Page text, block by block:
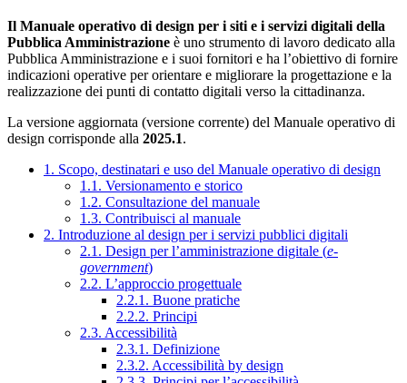
Il Manuale operativo di design per i siti e i servizi digitali della
Pubblica Amministrazione è uno strumento di lavoro dedicato alla
Pubblica Amministrazione e i suoi fornitori e ha l’obiettivo di fornire
indicazioni operative per orientare e migliorare la progettazione e la
realizzazione dei punti di contatto digitali verso la cittadinanza.
La versione aggiornata (versione corrente) del Manuale operativo di
design corrisponde alla 2025.1.
1. Scopo, destinatari e uso del Manuale operativo di design
1.1. Versionamento e storico
1.2. Consultazione del manuale
1.3. Contribuisci al manuale
2. Introduzione al design per i servizi pubblici digitali
2.1. Design per l’amministrazione digitale (e-
government)
2.2. L’approccio progettuale
2.2.1. Buone pratiche
2.2.2. Principi
2.3. Accessibilità
2.3.1. Definizione
2.3.2. Accessibilità by design